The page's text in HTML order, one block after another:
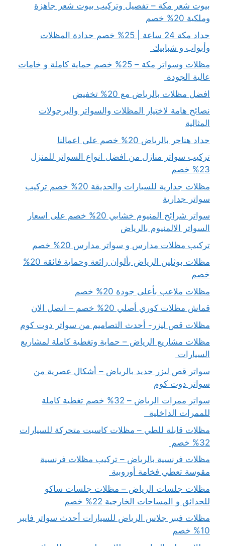
بيوت شعر مكة – تفصيل وتركيب بيوت شعر جاهزة
وملكية 20% خصم
حداد مكة 24 ساعة | 25% خصم حدادة المظلات
وأبواب و شبابيك
مظلات وسواتر مكة – 25% خصم حماية كاملة و خامات
عالية الجودة
افضل مظلات بالرياض مع 20% تخفيض
نصائح هامة لاختيار المظلات والسواتر والبرجولات
المثالية
حداد هناجر بالرياض 20% خصم على اعمالنا
تركيب سواتر منازل من افضل انواع السواتر للمنزل
23% خصم
مظلات جدارية للسيارات والحديقة 20% خصم تركيب
سواتر جدارية
سواتر شرائح المنيوم خشابي 20% خصم على اسعار
السواتر الالمنيوم بالرياض
تركيب مظلات مدارس و سواتر مدارس 20% خصم
مظلات بوثلين الرياض بألوان رائعة وحماية فائقة 20%
خصم
مظلات ملاعب بأعلى جودة 20% خصم
قماش مظلات كوري أصلي 20% خصم – اتصل الان
مظلات قص ليزر- أحدث التصاميم من سواتر دوت كوم
مظلات مشاريع الرياض – حماية وتغطية كاملة لمشاريع
السيارات
سواتر قص ليزر حديد بالرياض – أشكال عصرية من
سواتر دوت كوم
سواتر ممرات الرياض – 32% خصم تغطية كاملة
للممرات الداخلية
مظلات قابلة للطي – مظلات كاسيت متحركة للسيارات
32% خصم
مظلات فرنسية بالرياض – تركيب مظلات فرنسية
مقوسة تعطي فخامة أوروبية
مظلات جلسات الرياض – مظلات جلسات ساكو
للحدائق و المساحات الخارجية 22% خصم
مظلات فيبر جلاس الرياض للسيارات أحدث سواتر فايبر
10% خصم